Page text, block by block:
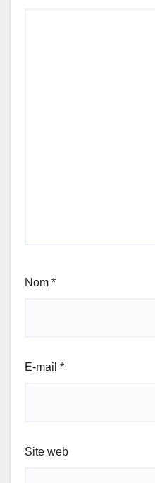
Nom *
E-mail *
Site web